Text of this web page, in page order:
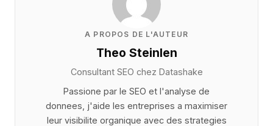
A PROPOS DE L'AUTEUR
Theo Steinlen
Consultant SEO chez Datashake
Passione par le SEO et l'analyse de
donnees, j'aide les entreprises a maximiser
leur visibilite organique avec des strategies